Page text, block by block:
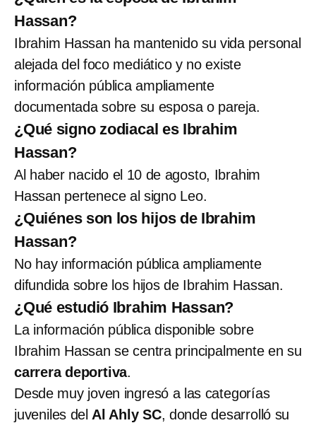
Hassan?
Ibrahim Hassan ha mantenido su vida personal
alejada del foco mediático y no existe
información pública ampliamente
documentada sobre su esposa o pareja.
¿Qué signo zodiacal es Ibrahim
Hassan?
Al haber nacido el 10 de agosto, Ibrahim
Hassan pertenece al signo Leo.
¿Quiénes son los hijos de Ibrahim
Hassan?
No hay información pública ampliamente
difundida sobre los hijos de Ibrahim Hassan.
¿Qué estudió Ibrahim Hassan?
La información pública disponible sobre
Ibrahim Hassan se centra principalmente en su
carrera deportiva.
Desde muy joven ingresó a las categorías
juveniles del Al Ahly SC, donde desarrolló su